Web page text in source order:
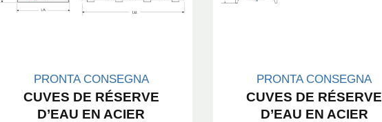
PRONTA CONSEGNA
CUVES DE RÉSERVE
D’EAU EN ACIER
PRONTA CONSEGNA
CUVES DE RÉSERVE
D’EAU EN ACIER